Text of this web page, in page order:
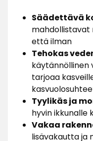
Säädettävä
mahdollistavat
että ilman
Tehokas
käytännöllinen
tarjoaa
Tyylikäs ja
hyvin ikkunalle
Vakaa
lisävakautta ja